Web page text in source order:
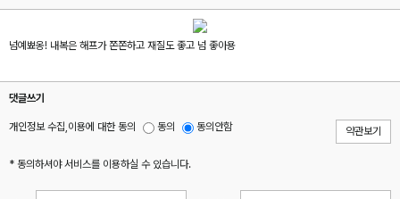
넘예뾰옹! 내복은 해프가 쫀쫀하고 재질도 좋고 넘 좋아용
댓글쓰기
개인정보 수집,이용에 대한 동의 동의 동의안함 약관보기
* 동의하셔야 서비스를 이용하실 수 있습니다.